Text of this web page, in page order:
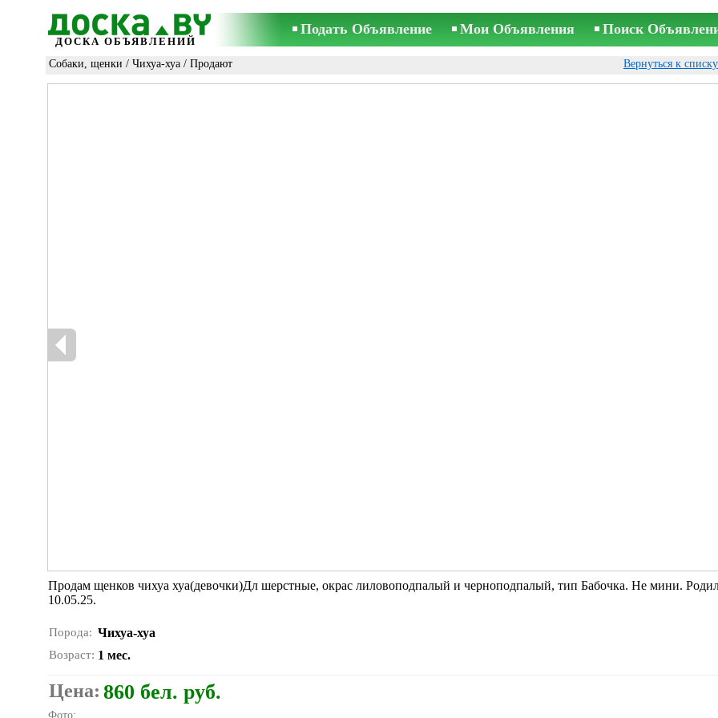
ДОСКА ОБЪЯВЛЕНИЙ
Подать Объявление Мои Объявления Поиск
Собаки, щенки / Чихуа-хуа / Продают Вернуться к
Продам щенков чихуа хуа(девочки)Дл шерстные, окрас лиловоподпалый и черноподпалый, тип Бабочка. Не мини.
10.05.25.
Порода: Чихуа-хуа
Возраст: 1 мес.
Цена: 860 бел. руб.
Фото: